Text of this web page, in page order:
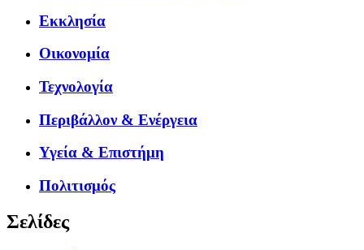
Εκκλησία
Οικονομία
Τεχνολογία
Περιβάλλον & Ενέργεια
Υγεία & Επιστήμη
Πολιτισμός
Σελίδες